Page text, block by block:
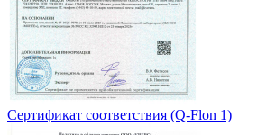
Сертификат соответствия (Q-Flon 1)